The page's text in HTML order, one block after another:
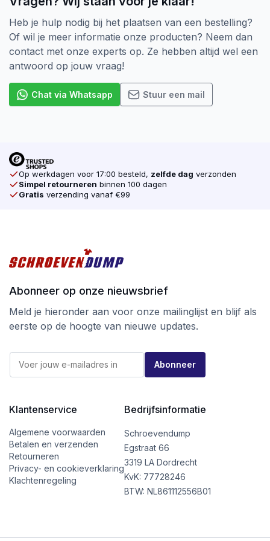
hout als je twee stukken aan elkaar wilt verbinden.
De aandrijving van een Schroef is ook heel belangrijk.
Er zijn verschillende soorten, denk bijvoorbeeld aan
de Kruiskop (Pozidriv). Dat is tot nu toe de meest
de Torx schroeven. Door Torx aandrijving heeft uw
gereedschap veel grip op de schroef zodat uw
verkopen wij voor elke schroef de juiste Bijpassende
Bit. Koop daarom al u schroeven online
bij schroevendump.nl
gelijk gebleven, maar heeft nu geen kijkvenster meer
zodat er bij afvalscheiding geen plastic meer in
verwerkt is.
Ga voor kwaliteit tegen de beste prijs
bij schroevendump.nl en neem een kijkje op
Heb je hulp nodig bij het plaatsen van een bestelling?
Of wil je meer informatie onze producten? Neem dan
contact met onze experts op. Ze hebben altijd wel een
antwoord op jouw vraag!
Chat via Whatsapp Stuur een mail
Op werkdagen voor 17:00 besteld, zelfde dag verzonden
Simpel retourneren binnen 100 dagen
Gratis verzending vanaf €99
Abonneer op onze nieuwsbrief
Meld je hieronder aan voor onze mailinglijst en blijf als
eerste op de hoogte van nieuwe updates.
a
E
m
a
i
l
E
-
E
m
l
Abonneer
Klantenservice
Algemene voorwaarden
Betalen en verzenden
Retourneren
Privacy- en cookieverklaring
Klachtenregeling
Bedrijfsinformatie
Schroevendump
Egstraat 66
3319 LA Dordrecht
KvK: 77728246
BTW: NL861112556B01